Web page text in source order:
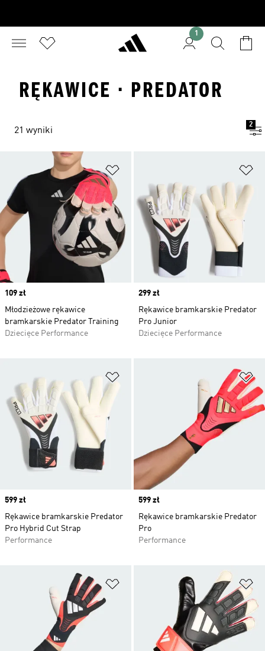
1
RĘKAWICE · PREDATOR
21 wyniki
2
Price
109 zł
Młodzieżowe rękawice
bramkarskie Predator Training
Dziecięce Performance
Price
299 zł
Rękawice bramkarskie Predator
Pro Junior
Dziecięce Performance
Price
599 zł
Rękawice bramkarskie Predator
Pro Hybrid Cut Strap
Performance
Price
599 zł
Rękawice bramkarskie Predator
Pro
Performance
Dodaj do listy życzeń